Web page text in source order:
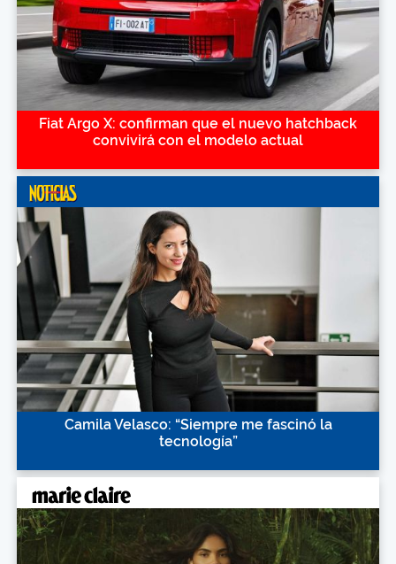
Fiat Argo X: confirman que el nuevo hatchback
convivirá con el modelo actual
Camila Velasco: “Siempre me fascinó la
tecnología”